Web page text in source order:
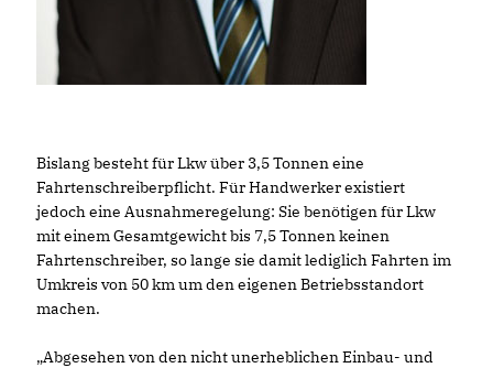
Bislang besteht für Lkw über 3,5 Tonnen eine
Fahrtenschreiberpflicht. Für Handwerker existiert
jedoch eine Ausnahmeregelung: Sie benötigen für Lkw
mit einem Gesamtgewicht bis 7,5 Tonnen keinen
Fahrtenschreiber, so lange sie damit lediglich Fahrten im
Umkreis von 50 km um den eigenen Betriebsstandort
machen.
Abgesehen von den nicht unerheblichen Einbau- und